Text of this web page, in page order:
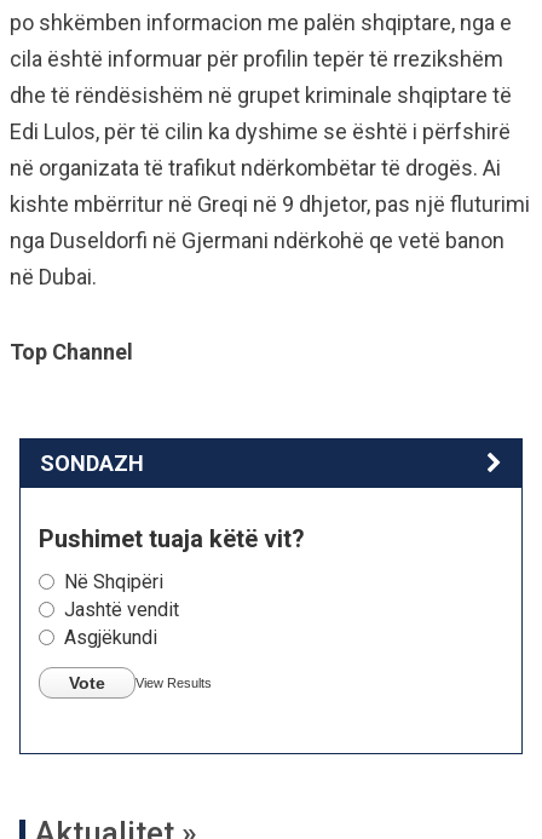
po shkëmben informacion me palën shqiptare, nga e
cila është informuar për profilin tepër të rrezikshëm
dhe të rëndësishëm në grupet kriminale shqiptare të
Edi Lulos, për të cilin ka dyshime se është i përfshirë
në organizata të trafikut ndërkombëtar të drogës. Ai
kishte mbërritur në Greqi në 9 dhjetor, pas një fluturimi
nga Duseldorfi në Gjermani ndërkohë qe vetë banon
në Dubai.
Top Channel
SONDAZH
Pushimet tuaja këtë vit?
Në Shqipëri
Jashtë vendit
Asgjëkundi
Vote View Results